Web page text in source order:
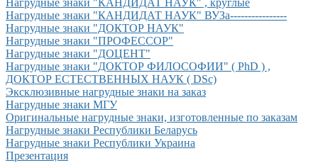
Нагрудные знаки "КАНДИДАТ НАУК" , круглые
Нагрудные знаки "КАНДИДАТ НАУК" ВУЗа----------------
Нагрудные знаки "ДОКТОР НАУК"
Нагрудные знаки "ПРОФЕССОР"
Нагрудные знаки "ДОЦЕНТ"
Нагрудные знаки "ДОКТОР ФИЛОСОФИИ" ( PhD ) ,
ДОКТОР ЕСТЕСТВЕННЫХ НАУК ( DSc)
Эксклюзивные нагрудные знаки на заказ
Нагрудные знаки МГУ
Оригинальные нагрудные знаки, изготовленные по заказам
Нагрудные знаки Республики Беларусь
Нагрудные знаки Республики Украина
Презентация